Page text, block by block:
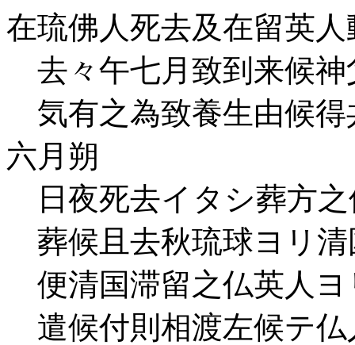
在琉佛人死去及在留英
去々午七月致到来候神
気有之為致養生由候得
六月朔
日夜死去イタシ葬方之
葬候且去秋琉球ヨリ清
便清国滞留之仏英人ヨ
遣候付則相渡左候テ仏